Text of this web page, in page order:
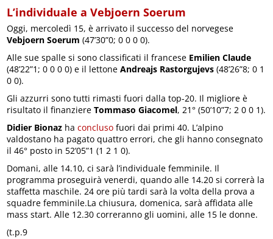
L’individuale a Vebjoern Soerum
Oggi, mercoledì 15, è arrivato il successo del norvegese
Vebjoern Soerum (47’30”0; 0 0 0 0).
Alle sue spalle si sono classificati il francese Emilien Claude
(48’22”1; 0 0 0 0) e il lettoneAndreajs Rastorgujevs (48’26”8; 0 1
0 0).
Gli azzurri sono tutti rimasti fuori dalla top-20. Il migliore è
risultato il finanziereTommaso Giacomel, 21° (50’10”7; 2 0 0 1).
Didier Bionaz haconcluso fuori dai primi 40. L’alpino
valdostano ha pagato quattro errori, che gli hanno consegnato
il 46° posto in 52’05”1 (1 2 1 0).
Domani, alle 14.10, ci sarà l’individuale femminile. Il
programma proseguirà venerdi, quando alle 14.20 si correrà la
staffetta maschile. 24 ore più tardi sarà la volta della prova a
squadre femminile.La chiusura, domenica, sarà affidata alle
mass start. Alle 12.30 correranno gli uomini, alle 15 le donne.
(t.p.9